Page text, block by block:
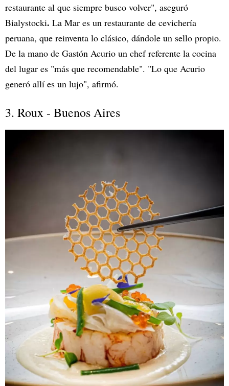
restaurante al que siempre busco volver", aseguró
Bialystocki. La Mar es un restaurante de cevichería
peruana, que reinventa lo clásico, dándole un sello propio.
De la mano de Gastón Acurio un chef referente la cocina
del lugar es "más que recomendable". "Lo que Acurio
generó allí es un lujo", afirmó.
3. Roux - Buenos Aires